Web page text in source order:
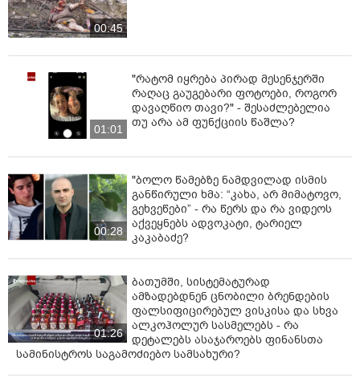
00:45
01:01
"რატომ იყრება პირად მესენჯერში
რაღაც გაუგებარი ფოტოები, როგორ
დავაღწიო თავი?" - შესაძლებელია
თუ არა ამ ფუნქციის წაშლა?
00:28
"ბოლო წამებზე ნამდვილად ისმის
განწირული ხმა: “კახა, არ მიმატოვო,
გეხვეწები” - რა წერს და რა ვიდეოს
აქვეყნებს ადვოკატი, ტარიელ
კაკაბაძე?
01:26
ბათუმში, სისტემატურად
ამზადებდნენ ცნობილი ბრენდების
ფალსიფიცირებულ ვისკისა და სხვა
ალკოჰოლურ სასმელებს - რა
დეტალებს ასაჯაროებს ფინანსთა
სამინისტროს საგამოძიებო სამსახური?